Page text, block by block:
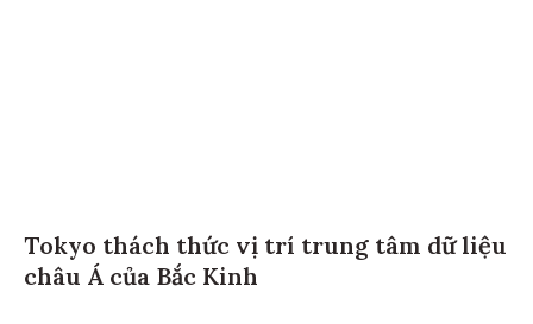
Tokyo thách thức vị trí trung tâm dữ liệu
châu Á của Bắc Kinh